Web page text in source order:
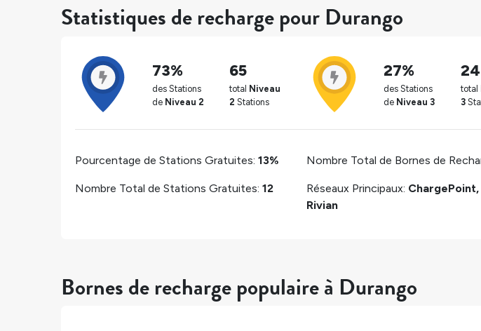
Statistiques de recharge pour Durango
73%
des Stations
de Niveau 2
65
total Niveau
2 Stations
27%
des Stations
de Niveau 3
24
total
3
Pourcentage de Stations Gratuites: 13%
Nombre Total de Stations Gratuites: 12
Nombre Total de Bornes de
Réseaux Principaux: ChargePoint,
Rivian
Bornes de recharge populaire à Durango